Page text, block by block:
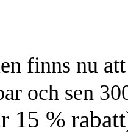
finns nu
och sen
15 %